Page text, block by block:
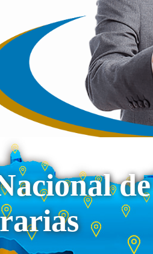
de